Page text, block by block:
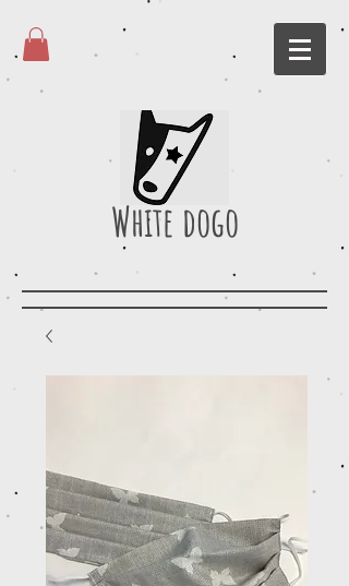
White dogo